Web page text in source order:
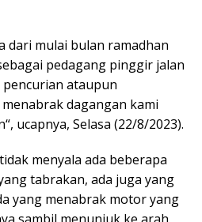
dari mulai bulan ramadhan
pedagang pinggir jalan
ataupun
dagangan kami
ucapnya, Selasa (22/8/2023).
menyala ada beberapa
tabrakan, ada juga yang
yang menabrak motor yang